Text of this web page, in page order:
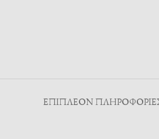
ΕΠΙΠΛΈΟΝ